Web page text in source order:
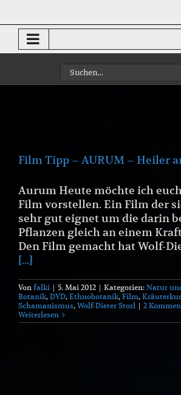
springen
Suche
nach:
Film Tipp – AURUM – Heiler
Aurum Heute möchte ich
Film vorstellen. Ein Film der
sehr gut eignet um die darin
Pflanzen gleich an einem
Den Film gemacht hat Wolf-
[...]
Von falki | 5. Mai 2012 | Kategorien: Natur
Botanik, DVD, Ethnobotanik, Film,
Schamanismus, Wolf-Dieter Storl | 2
Weiterlesen